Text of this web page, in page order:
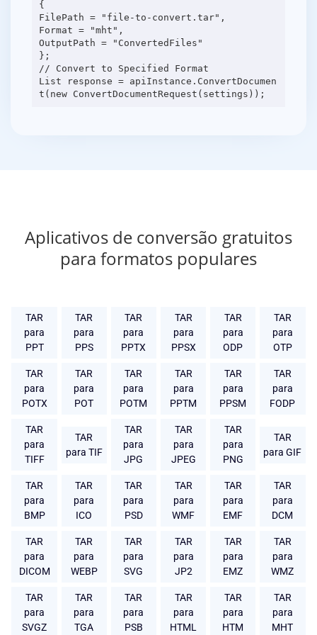
{
FilePath = "file-to-convert.tar",
Format = "mht",
OutputPath = "ConvertedFiles"
};
// Convert to Specified Format
List response = apiInstance.ConvertDocumen
Aplicativos de conversão gratuitos
para formatos populares
TAR
para
PPT
TAR
para
PPS
TAR
para
PPTX
TAR
para
PPSX
TAR
para
ODP
TAR
para
OTP
TAR
para
POTX
TAR
para
POT
TAR
para
POTM
TAR
para
PPTM
TAR
para
PPSM
TAR
para
FODP
TAR
para
TIFF
TAR
para TIF
TAR
para
JPG
TAR
para
JPEG
TAR
para
PNG
TAR
para GIF
TAR
para
BMP
TAR
para
ICO
TAR
para
PSD
TAR
para
WMF
TAR
para
EMF
TAR
para
DCM
TAR
para
DICOM
TAR
para
WEBP
TAR
para
SVG
TAR
para
JP2
TAR
para
EMZ
TAR
para
WMZ
TAR
para
SVGZ
TAR
para
TGA
TAR
para
PSB
TAR
para
HTML
TAR
para
HTM
TAR
para
MHT